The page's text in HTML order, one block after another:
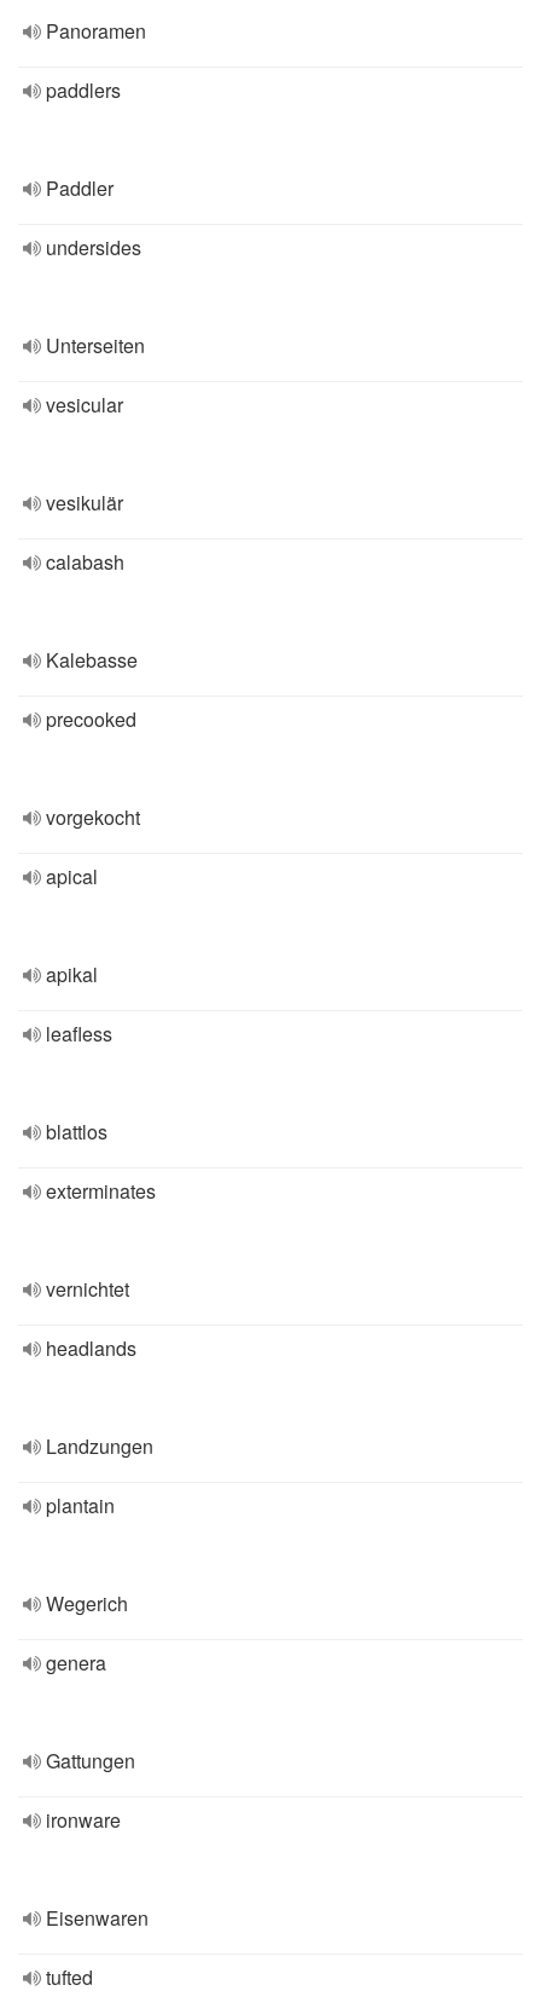
Panoramen
paddlers
Paddler
undersides
Unterseiten
vesicular
vesikulär
calabash
Kalebasse
precooked
vorgekocht
apical
apikal
leafless
blattlos
exterminates
vernichtet
headlands
Landzungen
plantain
Wegerich
genera
Gattungen
ironware
Eisenwaren
tufted